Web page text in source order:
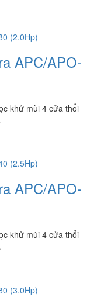
APC/APO-
khử mùi 4 cửa thổi
APC/APO-
khử mùi 4 cửa thổi